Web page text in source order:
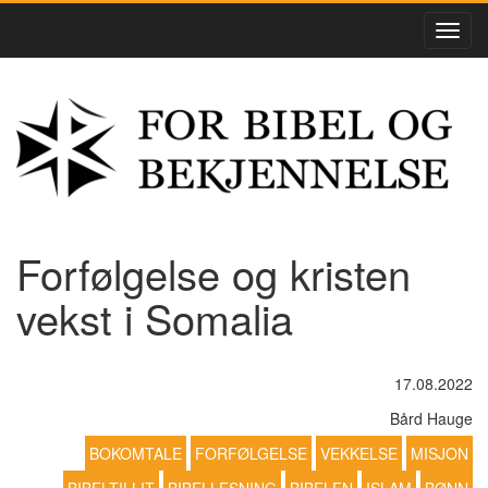
Forfølgelse og kristen
vekst i Somalia
17.08.2022
Bård Hauge
BOKOMTALE
FORFØLGELSE VEKKELSE
MISJON